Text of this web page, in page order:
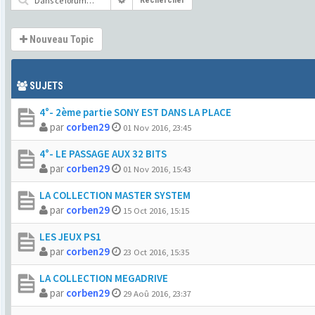
Nouveau Topic
SUJETS
4°- 2ème partie SONY EST DANS LA PLACE
par corben29 01 Nov 2016, 23:45
4°- LE PASSAGE AUX 32 BITS
par corben29 01 Nov 2016, 15:43
LA COLLECTION MASTER SYSTEM
par corben29 15 Oct 2016, 15:15
LES JEUX PS1
par corben29 23 Oct 2016, 15:35
LA COLLECTION MEGADRIVE
par corben29 29 Aoû 2016, 23:37